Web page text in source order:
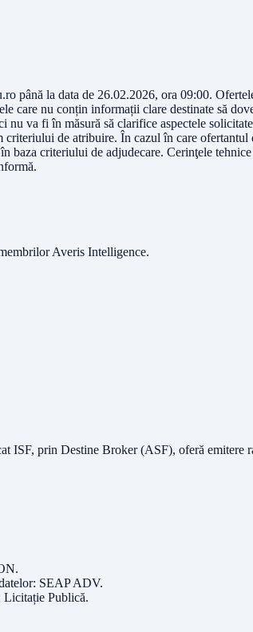
până la data de 26.02.2026, ora 09:00.
care nu conțin informații clare destinate să
va fi în măsură să clarifice aspectele
de atribuire. În cazul în care
criteriului de adjudecare. Cerinţele
Averis Intelligence.
ISF, prin Destine Broker (ASF), oferă emitere
.
SEAP ADV.
Licitație Publică.